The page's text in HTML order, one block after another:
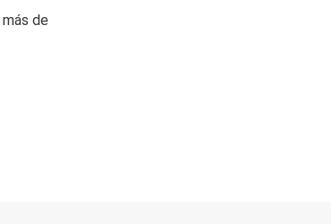
de